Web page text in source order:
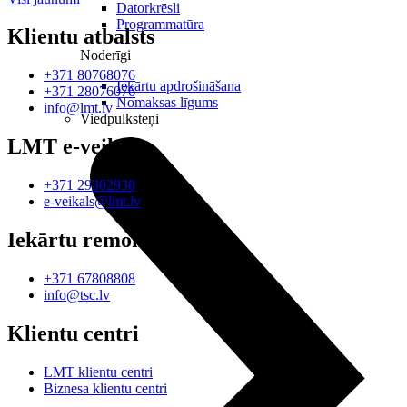
Datorkrēsli
Programmatūra
Noderīgi
Iekārtu apdrošināšana
Nomaksas līgums
Viedpulksteņi
Klientu atbalsts
+371 80768076
+371 28076076
info@lmt.lv
LMT e-veikals
+371 29302930
e-veikals@lmt.lv
Iekārtu remonts
+371 67808808
info@tsc.lv
Klientu centri
LMT klientu centri
Biznesa klientu centri